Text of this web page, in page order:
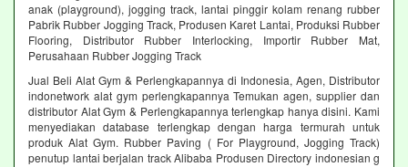
anak (playground), jogging track, lantai pinggir kolam renang rubber
Pabrik Rubber Jogging Track, Produsen Karet Lantai, Produksi Rubber
Flooring, Distributor Rubber Interlocking, Importir Rubber Mat,
Perusahaan Rubber Jogging Track
Jual Beli Alat Gym & Perlengkapannya di Indonesia, Agen, Distributor
indonetwork alat gym perlengkapannya Temukan agen, supplier dan
distributor Alat Gym & Perlengkapannya terlengkap hanya disini. Kami
menyediakan database terlengkap dengan harga termurah untuk
produk Alat Gym. Rubber Paving ( For Playground, Jogging Track)
penutup lantai berjalan track Alibaba Produsen Directory indonesian g